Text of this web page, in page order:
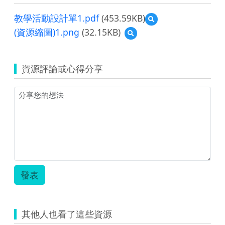
教學活動設計單1.pdf(453.59KB)
預
覽
計
(資源縮圖)1.png (32.15KB)
預
覽
圖)1.png
資源評論或心得分享
發表
其他人也看了這些資源